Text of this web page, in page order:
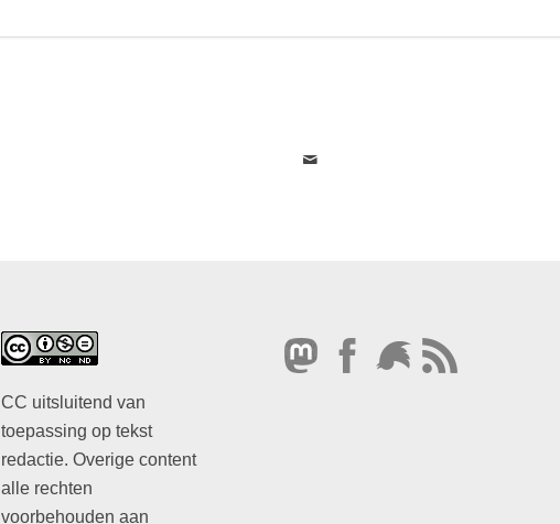
CC uitsluitend van
toepassing op tekst
redactie. Overige content
alle rechten
voorbehouden aan